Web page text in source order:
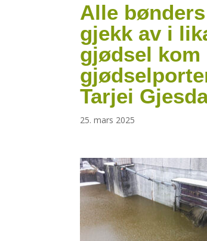
Alle
gjekk av i
gjødsel kom
Tarjei
25. mars 2025